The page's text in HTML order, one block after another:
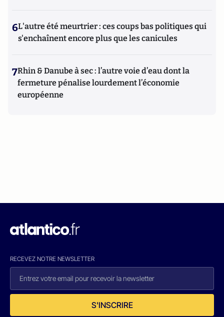
6L'autre été meurtrier : ces coups bas politiques qui
s'enchaînent encore plus que les canicules
7Rhin & Danube à sec : l’autre voie d’eau dont la
fermeture pénalise lourdement l’économie
européenne
RECEVEZ NOTRE NEWSLETTER
S'INSCRIRE